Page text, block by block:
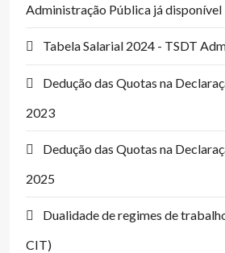
Administração Pública já disponível
Tabela Salarial 2024 - TSDT
Dedução das Quotas na
2023
Dedução das Quotas na
2025
Dualidade de regimes de
CIT)